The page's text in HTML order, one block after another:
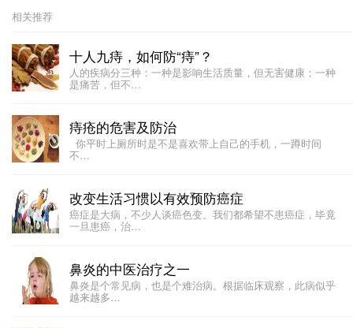
相关推荐
十人九痔，如何防“痔”？
人的疾病分三种：一种是影响生活质量，但无害健康；一种
是痛苦，但不…
痔疮的危害及防治
你平时上厕所时是不是喜欢带上自己的手机，一蹲时间
不…
改变生活习惯以有效预防癌症
癌症是大病，不少人谈癌色变。我们都希望不患癌症，毕竟
一旦患癌，治…
鼻炎的中医治疗之一
​​鼻炎是个常见病，也是个难治病。根据临床观察，此病似乎
越来越多…